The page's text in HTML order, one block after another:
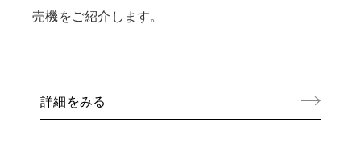
売機をご紹介します。
詳細をみる